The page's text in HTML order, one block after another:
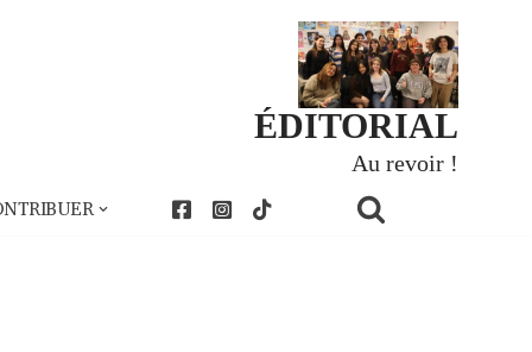
ÉDITORIAL
Au revoir !